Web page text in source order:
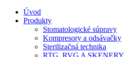
Úvod
Produkty
Stomatologické súpravy
Kompresory a odsávačky
Sterilizačná technika
RTG, RVG A SKENERY